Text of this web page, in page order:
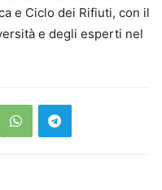
e Ciclo dei Rifiuti, con il
e degli esperti nel